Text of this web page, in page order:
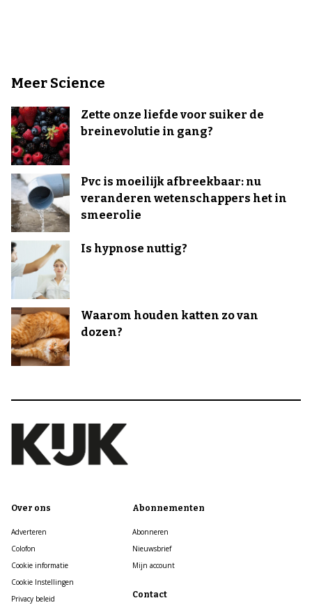
Meer Science
Zette onze liefde voor suiker de
breinevolutie in gang?
Pvc is moeilijk afbreekbaar: nu
veranderen wetenschappers het in
smeerolie
Is hypnose nuttig?
Waarom houden katten zo van
dozen?
Over ons
Adverteren
Colofon
Cookie informatie
Cookie Instellingen
Privacy beleid
Abonnementen
Abonneren
Nieuwsbrief
Mijn account
Contact